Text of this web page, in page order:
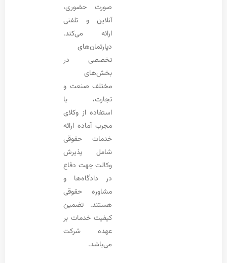
صورت حضوری،
آنلاین و تلفنی
ارائه می‌کند.
تخصصی در
مختلف صنعت و
تجارت، با
استفاده از وکلای
مجرب آماده ارائه
خدمات حقوقی
شامل پذیرش
وکالت جهت دفاع
در دادگاه‌ها و
مشاوره حقوقی
هستند. تضمین
کیفیت خدمات بر
عهده شرکت